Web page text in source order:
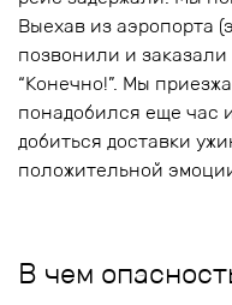
Выехав из аэропорта
позвонили и
“Конечно!”. Мы
понадобился еще час
добиться доставки
положительной
В чем